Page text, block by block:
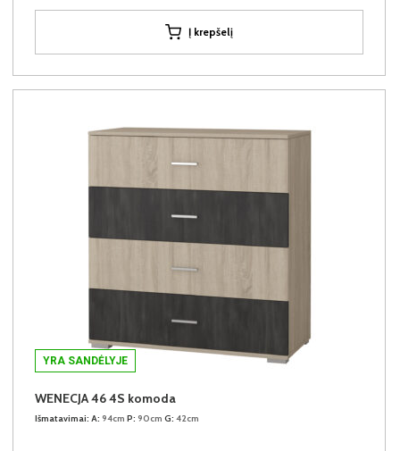
Į krepšelį
YRA SANDĖLYJE
WENECJA 46 4S komoda
Išmatavimai: A: 94cm P: 90cm G: 42cm